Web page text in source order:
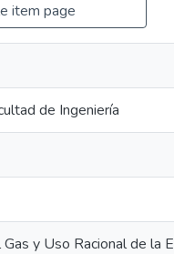
item page
de Ingeniería
y Uso Racional de la